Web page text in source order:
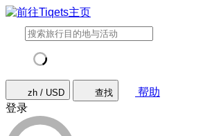
zh / USD 查找
帮助
登录